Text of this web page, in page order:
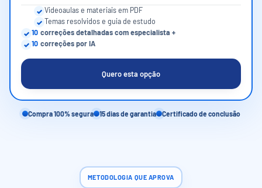
Videoaulas e materiais em PDF
Temas resolvidos e guia de estudo
10 correções detalhadas com especialista +
10 correções por IA
Quero esta opção
Compra 100% segura 15 dias de garantia Certificado de conclusão
METODOLOGIA QUE APROVA